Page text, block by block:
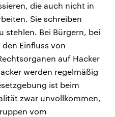
die auch nicht in
Sie schreiben
stehlen. Bei Bürgern, bei
den Einfluss von
auf Hacker
werden regelmäßig
ist beim
zwar unvollkommen,
vom